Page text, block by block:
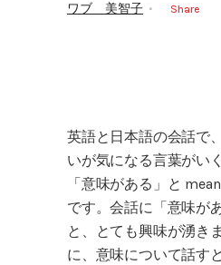
ワブ 美智子
Share
英語と日本語の会話で
いが気になる言葉がい
「意味がある」と
です。会話に「意味が
と、とても興味が湧き
に、意味について話す